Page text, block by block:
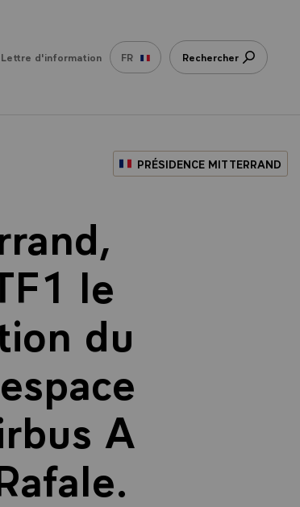
Lettre d'information FR Rechercher
PRÉSIDENCE MITTERRAND
le
du
A